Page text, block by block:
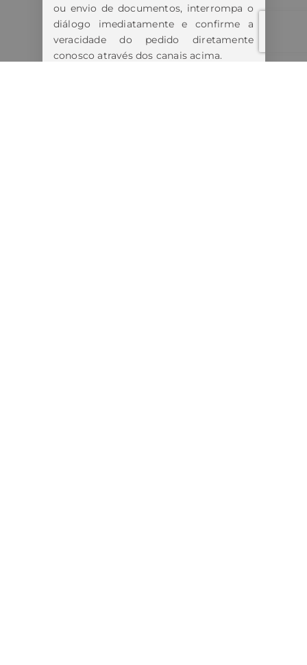
ou envio de documentos, interrompa o
diálogo imediatamente e confirme a
veracidade do pedido diretamente
conosco através dos canais acima.